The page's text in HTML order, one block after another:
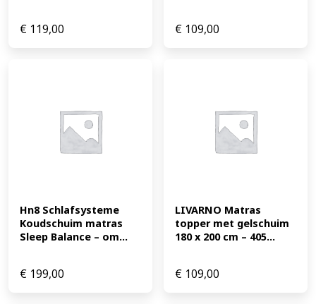
€ 119,00 € 109,00
Hn8 Schlafsysteme
Koudschuim matras
Sleep Balance – om...
€ 199,00
LIVARNO Matras
topper met gelschuim
180 x 200 cm – 405...
€ 109,00